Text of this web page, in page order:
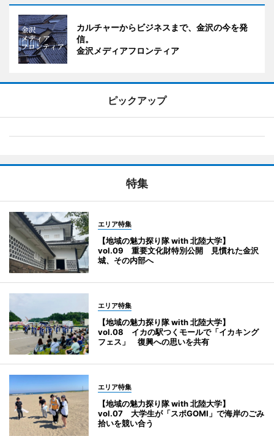
カルチャーからビジネスまで、金沢の今を発
信。
金沢メディアフロンティア
ピックアップ
特集
エリア特集
【地域の魅力探り隊 with 北陸大学】
vol.09 重要文化財特別公開 見慣れた金沢
城、その内部へ
エリア特集
【地域の魅力探り隊 with 北陸大学】
vol.08 イカの駅つくモールで「イカキング
フェス」 復興への思いを共有
エリア特集
【地域の魅力探り隊 with 北陸大学】
vol.07 大学生が「スポGOMI」で海岸のごみ
拾いを競い合う